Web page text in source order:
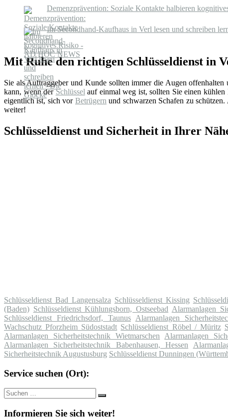
Demenzprävention: Soziale Kontakte halbieren
Im Secondhand-Kaufhaus in Verl lesen und schreiben
Mit Ruhe den richtigen Schlüsseldienst in
Sie als Auftraggeber und Kunde sollten immer die Augen
kann, wenn derSchlüssel auf einmal weg ist, sollten Sie einen
eigentlich ist, sich vor Betrügern und schwarzen Schafen zu
weiter!
Schlüsseldienst und Sicherheit in Ihrer
Schlüsseldienst Bad Langensalza Schlüsseldienst Kissing
(Baden) Schlüsseldienst Kühlungsborn, Ostseebad Alarmanlagen
Schlüsseldienst Friedrichsdorf, Taunus Alarmanlagen
Wachschutz Pforzheim Südoststadt Schlüsseldienst Röbel / Müritz
Alarmanlagen Sicherheitstechnik Wietmarschen
Alarmanlagen
Alarmanlagen Sicherheitstechnik Babenhausen, Hessen
Sicherheitstechnik Augustusburg Schlüsseldienst Dunningen
Service suchen (Ort):
Suche
nach:
Suchen
Informieren Sie sich weiter!